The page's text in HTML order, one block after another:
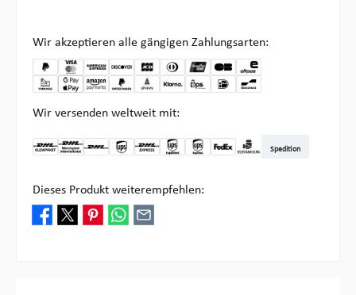
Wir akzeptieren alle gängigen Zahlungsarten:
Wir versenden weltweit mit:
Spedition
Dieses Produkt weiterempfehlen: